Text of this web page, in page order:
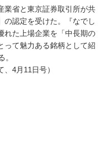
省と東京証券取引所が共
の認定を受けた。『なでし
れた上場企業を「中長期の
って魅力ある銘柄として紹
。
4月11日号）